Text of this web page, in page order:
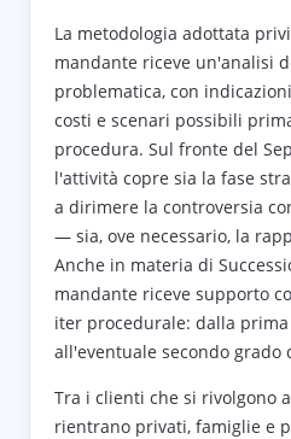
La metodologia adottata
mandante riceve un'analisi
problematica, con
costi e scenari possibili
procedura. Sul fronte del
l'attività copre sia la fase
a dirimere la controversia
— sia, ove necessario, la
Anche in materia di
mandante riceve supporto
iter procedurale: dalla
all'eventuale secondo grado
Tra i clienti che si rivolgono
rientrano privati, famiglie e